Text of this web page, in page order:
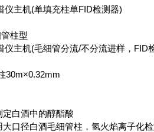
仪主机(单填充柱单FID检测器)
柱型
主机(毛细管分流/不分流进样，FID
30m×0.32mm
白酒中的醇酯酸
口径白酒毛细管柱，氢火焰离子化检